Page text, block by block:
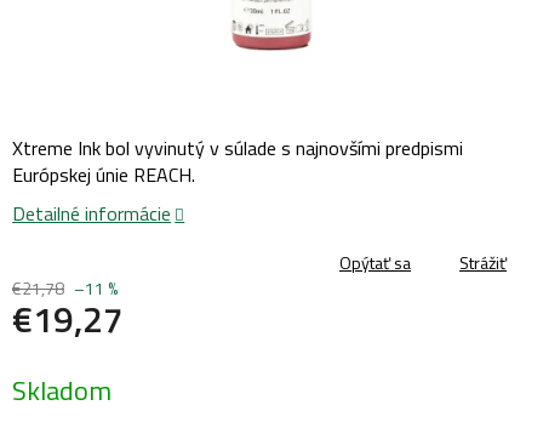
€21,78 –11 %
€19,27
cena:
Skladom
Xtreme Ink bol vyvinutý v súlade s najnovšími predpismi
Európskej únie REACH.
Detailné informácie
Opýtať sa Strážiť